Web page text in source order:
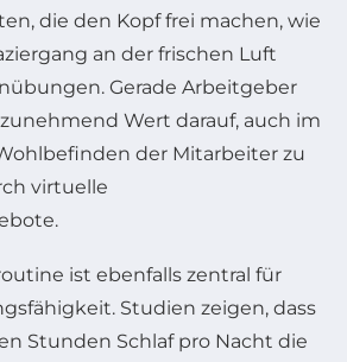
die den Kopf frei machen, wie
an der frischen Luft
Gerade Arbeitgeber
Wert darauf, auch im
der Mitarbeiter zu
virtuelle
ist ebenfalls zentral für
Studien zeigen, dass
Stunden Schlaf pro Nacht die